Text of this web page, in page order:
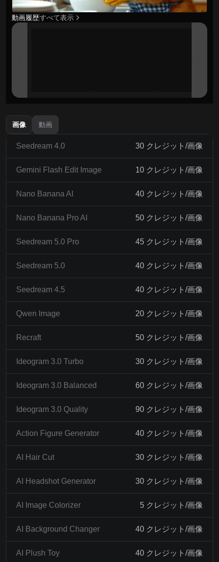
動画履歴すべて表示
画像 動画
Seedream 4.0 30 クレジット/画像
Gemini Flash Edit Image 10 クレジット/画像
Nano Banana AI 40 クレジット/画像
Nano Banana Pro AI 50 クレジット/画像
Seedream 5.0 Pro 45 クレジット/画像
Seedream 5.0 40 クレジット/画像
Seedream 4.5 40 クレジット/画像
Qwen Image 20 クレジット/画像
Recraft 50 クレジット/画像
Ideogram 3.0 Turbo 30 クレジット/画像
Ideogram 3.0 Balanced 60 クレジット/画像
Ideogram 3.0 Quality 90 クレジット/画像
Action Figure Generator 40 クレジット/画像
AI Hair Cut 30 クレジット/画像
AI Headshot Generator 30 クレジット/画像
AI Image Colorizer 5 クレジット/画像
AI Background Changer 40 クレジット/画像
AI Plush Toy 40 クレジット/画像